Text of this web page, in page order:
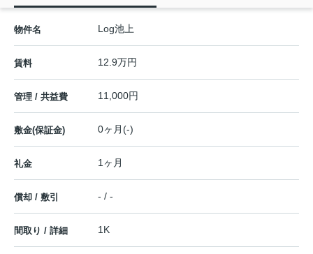
物件名 Log池上
賃料 12.9万円
管理 / 共益費 11,000円
敷金(保証金) 0ヶ月(-)
礼金 1ヶ月
償却 / 敷引 - / -
間取り / 詳細 1K